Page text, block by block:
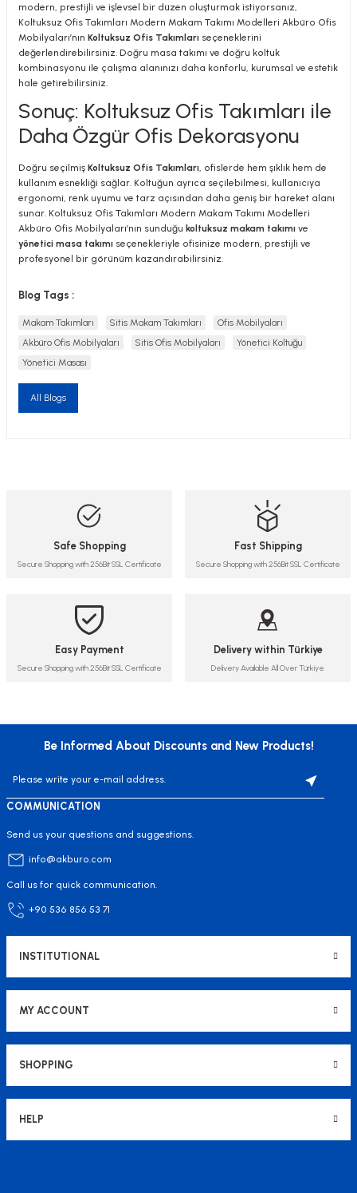
modern, prestijli ve işlevsel bir düzen oluşturmak istiyorsanız,
Koltuksuz Ofis Takımları Modern Makam Takımı Modelleri Akbüro Ofis
Mobilyaları’nın Koltuksuz Ofis Takımları seçeneklerini
değerlendirebilirsiniz. Doğru masa takımı ve doğru koltuk
kombinasyonu ile çalışma alanınızı daha konforlu, kurumsal ve estetik
hale getirebilirsiniz.
Sonuç: Koltuksuz Ofis Takımları ile
Daha Özgür Ofis Dekorasyonu
Doğru seçilmiş Koltuksuz Ofis Takımları , ofislerde hem şıklık hem de
kullanım esnekliği sağlar. Koltuğun ayrıca seçilebilmesi, kullanıcıya
ergonomi, renk uyumu ve tarz açısından daha geniş bir hareket alanı
sunar. Koltuksuz Ofis Takımları Modern Makam Takımı Modelleri
Akbüro Ofis Mobilyaları’nın sunduğu koltuksuz makam takımı ve
yönetici masa takımı seçenekleriyle ofisinize modern, prestijli ve
profesyonel bir görünüm kazandırabilirsiniz.
Blog Tags :
Makam Takımları Sitis Makam Takımları
Ofis Mobilyaları
Akbüro Ofis Mobilyaları
Sitis Ofis Mobilyaları
Yönetici Koltuğu
Yönetici Masası
All Blogs
Safe Shopping
Secure Shopping with 256Bit SSL Certificate
Fast Shipping
Secure Shopping with 256Bit SSL Certificate
Easy Payment
Secure Shopping with 256Bit SSL Certificate
Delivery within Türkiye
Delivery Available All Over Türkiye
Be Informed About Discounts and New Products!
COMMUNICATION
Send us your questions and suggestions.
info@akburo.com
Call us for quick communication.
+90 536 856 53 71
INSTITUTIONAL
MY ACCOUNT
SHOPPING
HELP